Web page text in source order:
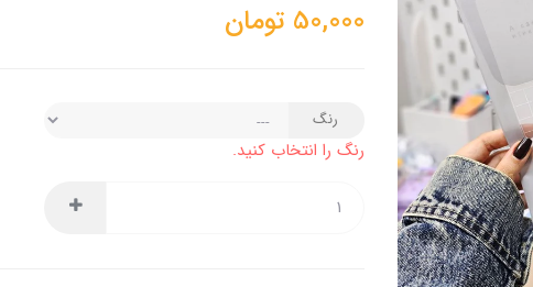
50,000 تومان
رنگ
رنگ را انتخاب کنید.